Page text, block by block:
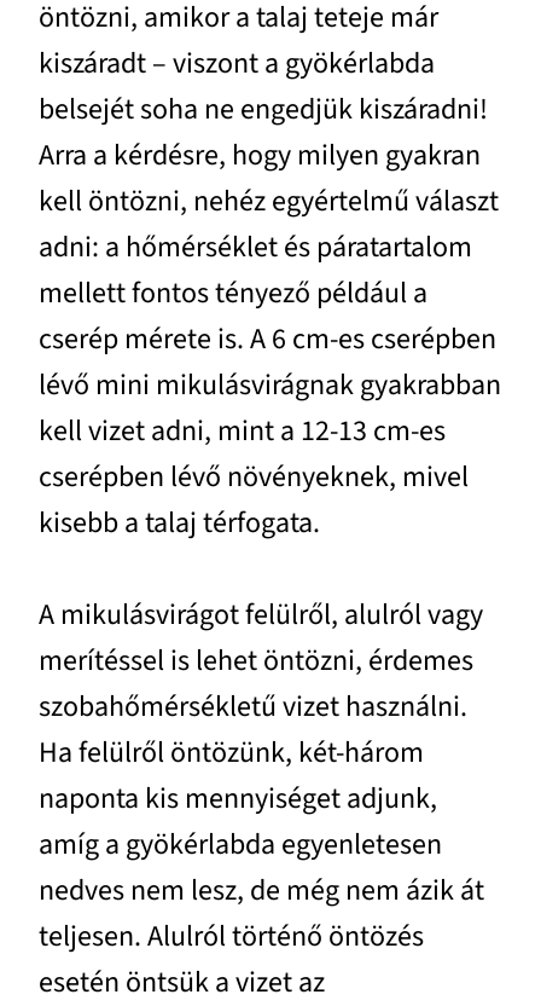
öntözni, amikor a talaj teteje már
kiszáradt – viszont a gyökérlabda
belsejét soha ne engedjük kiszáradni!
Arra a kérdésre, hogy milyen gyakran
kell öntözni, nehéz egyértelmű választ
adni: a hőmérséklet és páratartalom
mellett fontos tényező például a
cserép mérete is. A 6 cm-es cserépben
lévő mini mikulásvirágnak gyakrabban
kell vizet adni, mint a 12-13 cm-es
cserépben lévő növényeknek, mivel
kisebb a talaj térfogata.
A mikulásvirágot felülről, alulról vagy
merítéssel is lehet öntözni, érdemes
szobahőmérsékletű vizet használni.
Ha felülről öntözünk, két-három
naponta kis mennyiséget adjunk,
amíg a gyökérlabda egyenletesen
nedves nem lesz, de még nem ázik át
teljesen. Alulról történő öntözés
esetén öntsük a vizet az